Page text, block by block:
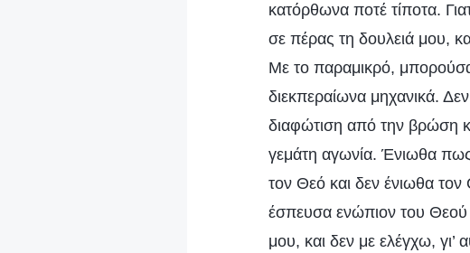
κατόρθωνα ποτέ τίποτα.
σε πέρας τη δουλειά μου,
Με το παραμικρό,
διεκπεραίωνα μηχανικά.
διαφώτιση από την βρώση
γεμάτη αγωνία. Ένιωθα
τον Θεό και δεν ένιωθα
έσπευσα ενώπιον του
μου, και δεν με ελέγχω,